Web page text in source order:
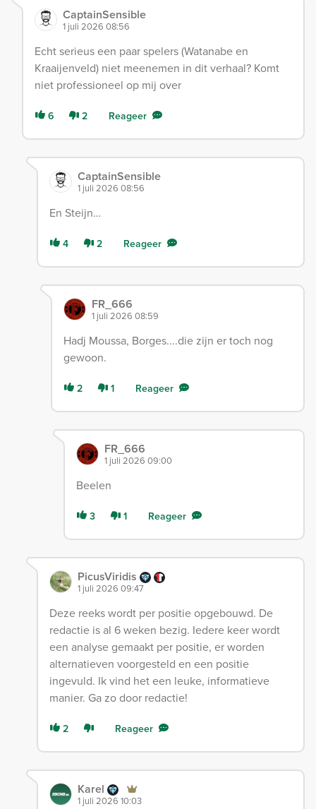
CaptainSensible
1 juli 2026 08:56
Echt serieus een paar spelers (Watanabe en
Kraaijenveld) niet meenemen in dit verhaal? Komt
niet professioneel op mij over
6 2 Reageer
CaptainSensible
1 juli 2026 08:56
En Steijn…
4 2 Reageer
FR_666
1 juli 2026 08:59
Hadj Moussa, Borges....die zijn er toch nog
gewoon.
2 1 Reageer
FR_666
1 juli 2026 09:00
Beelen
3 1 Reageer
PicusViridis
1 juli 2026 09:47
Deze reeks wordt per positie opgebouwd. De
redactie is al 6 weken bezig. Iedere keer wordt
een analyse gemaakt per positie, er worden
alternatieven voorgesteld en een positie
ingevuld. Ik vind het een leuke, informatieve
manier. Ga zo door redactie!
2 Reageer
Karel
1 juli 2026 10:03